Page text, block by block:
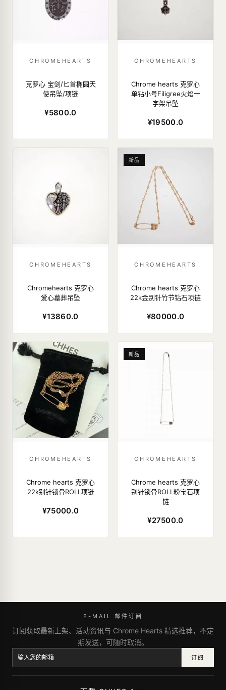
CHROMEHEARTS
克罗心 宝剑/匕首椭圆天
使吊坠/项链
¥5800.0
CHROMEHEARTS
Chrome hearts 克罗心
单钻小号Filigree火焰十
字架吊坠
¥19500.0
CHROMEHEARTS
Chromehearts 克罗心
爱心墓葬吊坠
¥13860.0
新品
CHROMEHEARTS
Chrome hearts 克罗心
22k金别针竹节钻石项链
¥80000.0
CHROMEHEARTS
Chrome hearts 克罗心
22k别针锁骨ROLL项链
¥75000.0
新品
CHROMEHEARTS
Chrome hearts 克罗心
别针锁骨ROLL粉宝石项
链
¥27500.0
E-MAIL 邮件订阅
订阅获取最新上架、活动资讯与 Chrome Hearts 精选推荐，不定
期发送，可随时取消。
订阅